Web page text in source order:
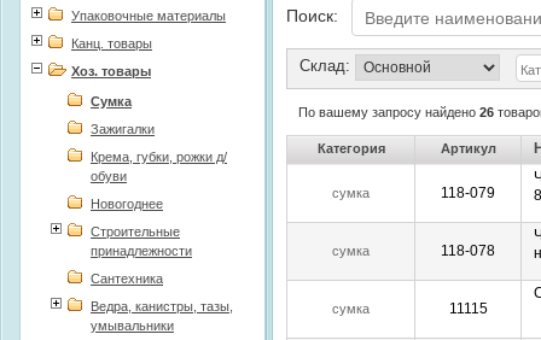
Упаковочные материалы
Канц. товары
Хоз. товары
Сумка
Зажигалки
Крема, губки, рожки д/
обуви
Новогоднее
Строительные
принадлежности
Сантехника
Ведра, канистры, тазы,
умывальники
Поиск:
Склад:
По вашему запросу найдено 26
Категория Артикул
сумка 118-079
сумка 118-078
сумка 11115